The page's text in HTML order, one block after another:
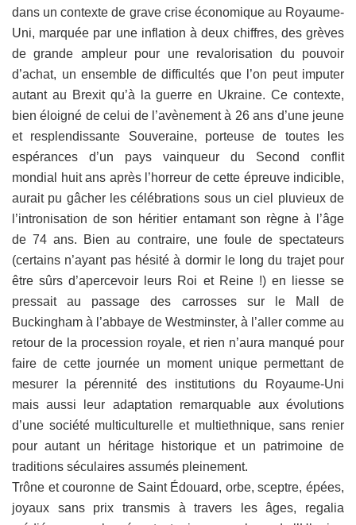
dans un contexte de grave crise économique au Royaume-
Uni, marquée par une inflation à deux chiffres, des grèves
de grande ampleur pour une revalorisation du pouvoir
d’achat, un ensemble de difficultés que l’on peut imputer
autant au Brexit qu’à la guerre en Ukraine. Ce contexte,
bien éloigné de celui de l’avènement à 26 ans d’une jeune
et resplendissante Souveraine, porteuse de toutes les
espérances d’un pays vainqueur du Second conflit
mondial huit ans après l’horreur de cette épreuve indicible,
aurait pu gâcher les célébrations sous un ciel pluvieux de
l’intronisation de son héritier entamant son règne à l’âge
de 74 ans. Bien au contraire, une foule de spectateurs
(certains n’ayant pas hésité à dormir le long du trajet pour
être sûrs d’apercevoir leurs Roi et Reine !) en liesse se
pressait au passage des carrosses sur le Mall de
Buckingham à l’abbaye de Westminster, à l’aller comme au
retour de la procession royale, et rien n’aura manqué pour
faire de cette journée un moment unique permettant de
mesurer la pérennité des institutions du Royaume-Uni
mais aussi leur adaptation remarquable aux évolutions
d’une société multiculturelle et multiethnique, sans renier
pour autant un héritage historique et un patrimoine de
traditions séculaires assumés pleinement.
Trône et couronne de Saint Édouard, orbe, sceptre, épées,
joyaux sans prix transmis à travers les âges, regalia